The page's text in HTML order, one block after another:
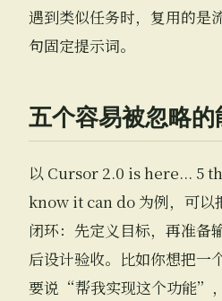
遇到类似任务时，复用的是
句固定提示词。
五个容易被忽略的
以 Cursor 2.0 is here... 5
know it can do 为例，可以
闭环：先定义目标，再准备
后设计验收。比如你想把一
要说“帮我实现这个功能”